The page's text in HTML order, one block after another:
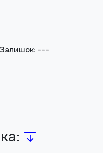
Залишок: ---